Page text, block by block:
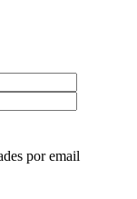
por email